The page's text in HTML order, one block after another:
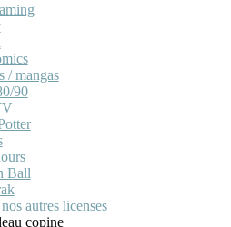
/ mangas
90
Ball
autres licenses
copine